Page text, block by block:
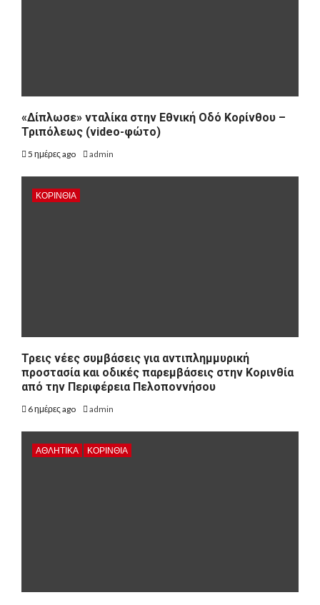
«Δίπλωσε» νταλίκα στην Εθνική Oδό Κορίνθου –
Τριπόλεως (video-φώτο)
5 ημέρες ago admin
ΚΟΡΙΝΘΊΑ
Τρεις νέες συμβάσεις για αντιπλημμυρική
προστασία και οδικές παρεμβάσεις στην Κορινθία
από την Περιφέρεια Πελοποννήσου
6 ημέρες ago admin
ΑΘΛΗΤΙΚΑ ΚΟΡΙΝΘΊΑ